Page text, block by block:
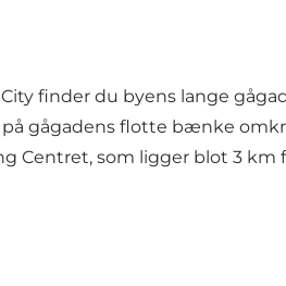
finder du byens lange
gågadens flotte bænke
Centret, som ligger blot 3 km